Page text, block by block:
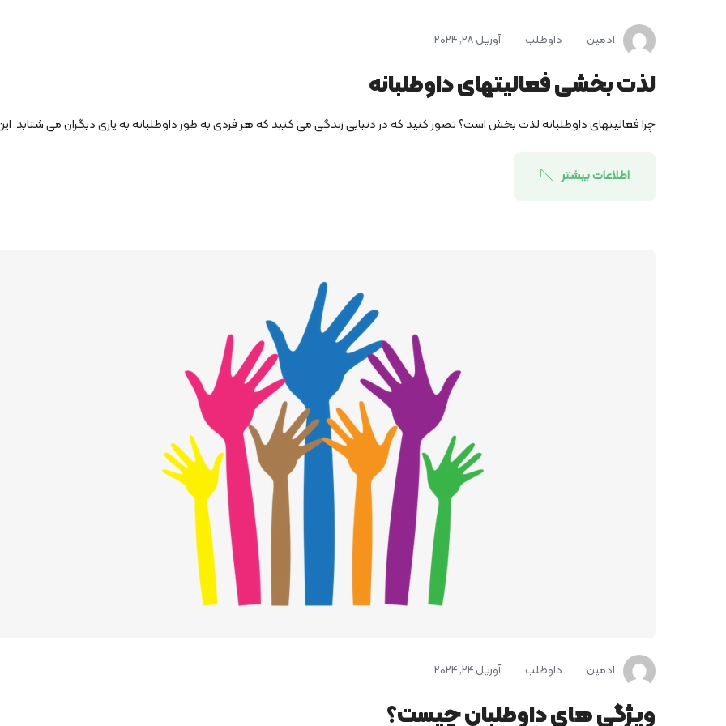
ادمین داوطلب آوریل 28, 2024
لذت بخشی فعالیت­های داوطلبانه
چرا فعالیت­های داوطلبانه لذت بخش است؟ تصور کنید که در دنیایی زندگی می­ کنید که هر فردی به طور داوطلبانه به یاری دیگران می­ شتابد.
اطلاعات بیشتر
ادمین داوطلب آوریل 24, 2024
ویژگی­ های داوطلبان چیست؟